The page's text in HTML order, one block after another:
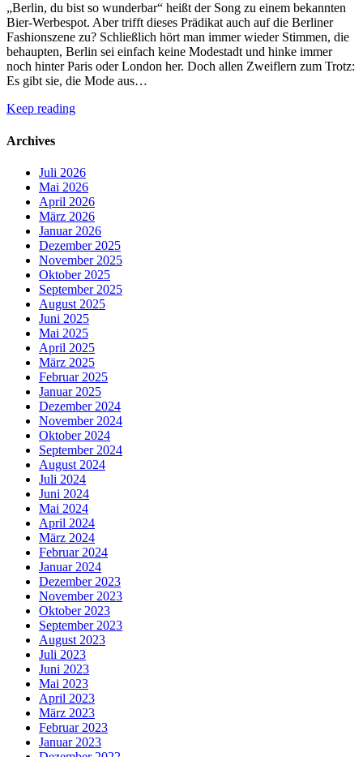
„Berlin, du bist so wunderbar“ heißt der Song zu einem bekannten
Bier-Werbespot. Aber trifft dieses Prädikat auch auf die Berliner
Fashionszene zu? Schließlich hört man immer wieder Stimmen, die
behaupten, Berlin sei einfach keine Modestadt und hinke immer
noch hinter Paris oder London her. Doch allen Zweiflern zum Trotz:
Es gibt sie, die Mode aus…
Keep reading
Archives
Juli 2026
Mai 2026
April 2026
März 2026
Januar 2026
Dezember 2025
November 2025
Oktober 2025
September 2025
August 2025
Juni 2025
Mai 2025
April 2025
März 2025
Februar 2025
Januar 2025
Dezember 2024
November 2024
Oktober 2024
September 2024
August 2024
Juli 2024
Juni 2024
Mai 2024
April 2024
März 2024
Februar 2024
Januar 2024
Dezember 2023
November 2023
Oktober 2023
September 2023
August 2023
Juli 2023
Juni 2023
Mai 2023
April 2023
März 2023
Februar 2023
Januar 2023